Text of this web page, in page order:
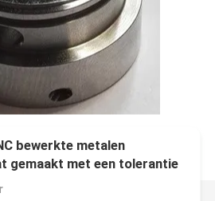
bewerkte metalen
gemaakt met een tolerantie